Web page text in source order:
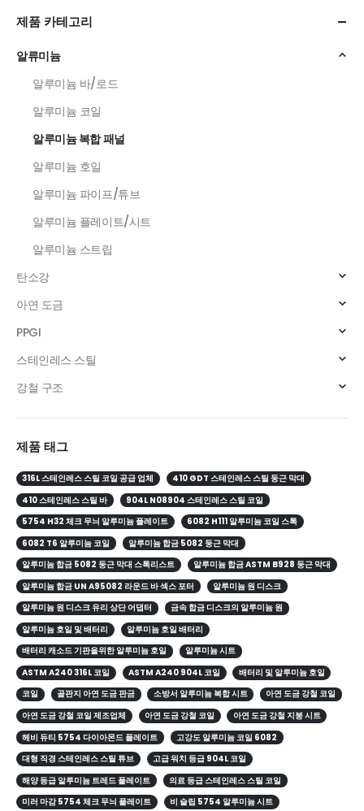
제품 카테고리
알류미늄
알루미늄 바/로드
알루미늄 코일
알루미늄 복합 패널
알루미늄 호일
알루미늄 파이프/튜브
알루미늄 플레이트/시트
알루미늄 스트립
탄소강
아연 도금
PPGI
스테인레스 스틸
강철 구조
제품 태그
316L 스테인레스 스틸 코일 공급 업체
410 GDT 스테인레스 스틸 둥근 막대
410 스테인레스 스틸 바
904L N08904 스테인레스 스틸 코일
5754 H32 체크 무늬 알루미늄 플레이트
6082 H111 알루미늄 코일 스톡
6082 T6 알루미늄 코일
알루미늄 합금 5082 둥근 막대
알루미늄 합금 5082 둥근 막대 스톡리스트
알루미늄 합금 ASTM B928 둥근 막대
알루미늄 합금 UN A95082 라운드 바 섹스 포터
알루미늄 원 디스크
알루미늄 원 디스크 유리 상단 어댑터
금속 합금 디스크의 알루미늄 원
알루미늄 호일 및 배터리
알루미늄 호일 배터리
배터리 캐소드 기판을위한 알루미늄 호일
알루미늄 시트
ASTM A240 316L 코일
ASTM A240 904L 코일
배터리 및 알루미늄 호일
코일
골판지 아연 도금 판금 소방서 알루미늄 복합 시트
아연 도금 강철 코일
아연 도금 강철 코일 제조업체
아연 도금 강철 코일
아연 도금 강철 지붕 시트
헤비 듀티 5754 다이아몬드 플레이트
고강도 알루미늄 코일 6082
대형 직경 스테인레스 스틸 튜브
고급 워치 등급 904L 코일
해양 등급 알루미늄 트레드 플레이트
의료 등급 스테인레스 스틸 코일
미러 마감 5754 체크 무늬 플레이트
비 슬립 5754 알루미늄 시트